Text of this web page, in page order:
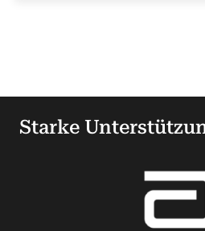
Starke